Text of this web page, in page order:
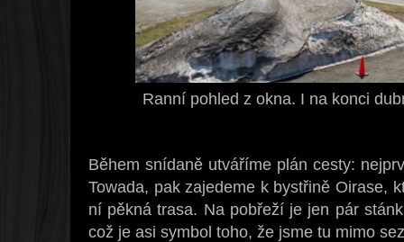
Ranní pohled z okna. I na konci
Během snídaně utváříme plán cesty:
Towada, pak zajedeme k bystřině Oirase,
ní pěkná trasa. Na pobřeží je jen pár
což je asi symbol toho, že jsme tu mimo